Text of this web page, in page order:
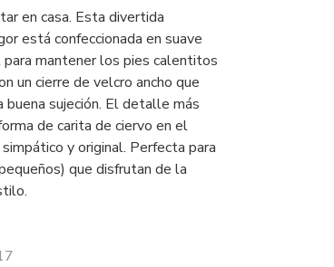
en casa. Esta divertida
está confeccionada en suave
mantener los pies calentitos
un cierre de velcro ancho que
buena sujeción. El detalle más
de carita de ciervo en el
y original. Perfecta para
que disfrutan de la